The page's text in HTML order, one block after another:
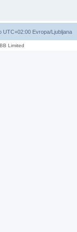
UTC+02:00 Evropa/Ljubljana
Limited